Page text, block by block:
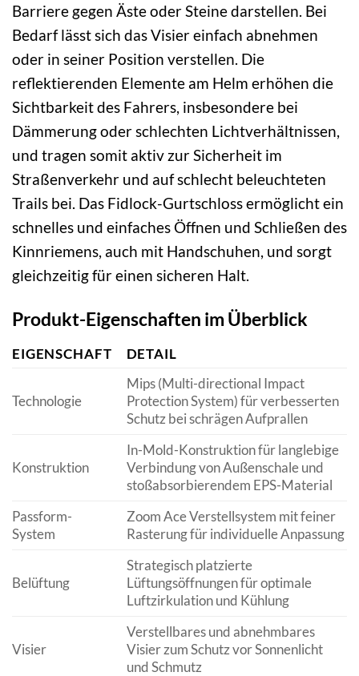
Barriere gegen Äste oder Steine darstellen. Bei
Bedarf lässt sich das Visier einfach abnehmen
oder in seiner Position verstellen. Die
reflektierenden Elemente am Helm erhöhen die
Sichtbarkeit des Fahrers, insbesondere bei
Dämmerung oder schlechten Lichtverhältnissen,
und tragen somit aktiv zur Sicherheit im
Straßenverkehr und auf schlecht beleuchteten
Trails bei. Das Fidlock-Gurtschloss ermöglicht ein
schnelles und einfaches Öffnen und Schließen des
Kinnriemens, auch mit Handschuhen, und sorgt
gleichzeitig für einen sicheren Halt.
Produkt-Eigenschaften im Überblick
EIGENSCHAFT DETAIL
Technologie
Mips (Multi-directional Impact
Protection System) für verbesserten
Schutz bei schrägen Aufprallen
Konstruktion
In-Mold-Konstruktion für langlebige
Verbindung von Außenschale und
stoßabsorbierendem EPS-Material
Passform-
System
Zoom Ace Verstellsystem mit feiner
Rasterung für individuelle Anpassung
Belüftung
Strategisch platzierte
Lüftungsöffnungen für optimale
Luftzirkulation und Kühlung
Visier
Verstellbares und abnehmbares
Visier zum Schutz vor Sonnenlicht
und Schmutz